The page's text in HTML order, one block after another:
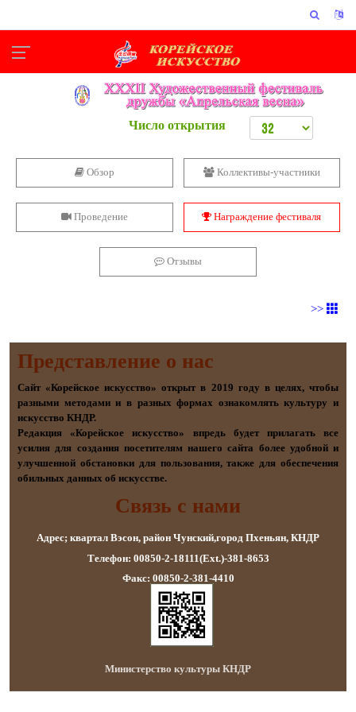
Число открытия
Обзор Коллективы-участники
Проведение Награждение фестиваля
Отзывы
>>
Представление о наc
Сайт «Корейское искусство» открыт в 2019 году в целях, чтобы
разными методами и в разных формах ознакомлять культуру и
искусство КНДР.
Редакция «Корейское искусство» впредь будет прилагать все
усилия для создания посетителям нашего сайта более удобной и
улучшенной обстановки для пользования, также для обеспечения
обильных данных об искусстве.
Связь с нами
Адрес; квартал Вэсон, район Чунский,город Пхеньян, КНДР
Телефон: 00850-2-18111(Ext.)-381-8653
Факс: 00850-2-381-4410
Министерство культуры КНДР